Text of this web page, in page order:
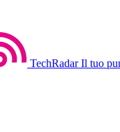
TechRadar Il tuo